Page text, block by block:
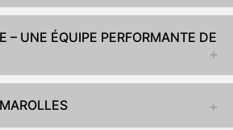
– UNE ÉQUIPE PERFORMANTE DE